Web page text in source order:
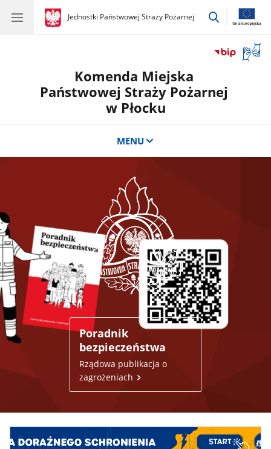
gov.pl
Jednostki Państwowej Straży Pożarnej
gov.pl
Jednostki
przejdź
okno
Komenda Miejska
Państwowej Straży Pożarnej
w Płocku
MENU
Poradnik
bezpieczeństwa
Rządowa publikacja o
zagrożeniach